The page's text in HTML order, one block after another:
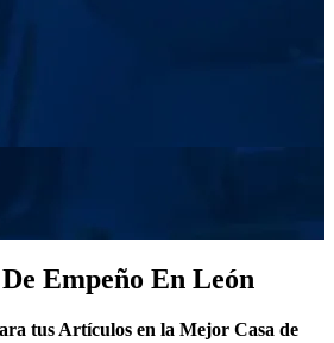
Empeño En León
tus Artículos en la Mejor Casa de